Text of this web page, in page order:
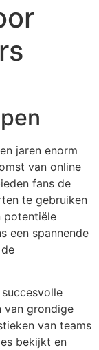
jaren enorm
van online
fans de
te gebruiken
potentiële
een spannende
van grondige
van teams
bekijkt en